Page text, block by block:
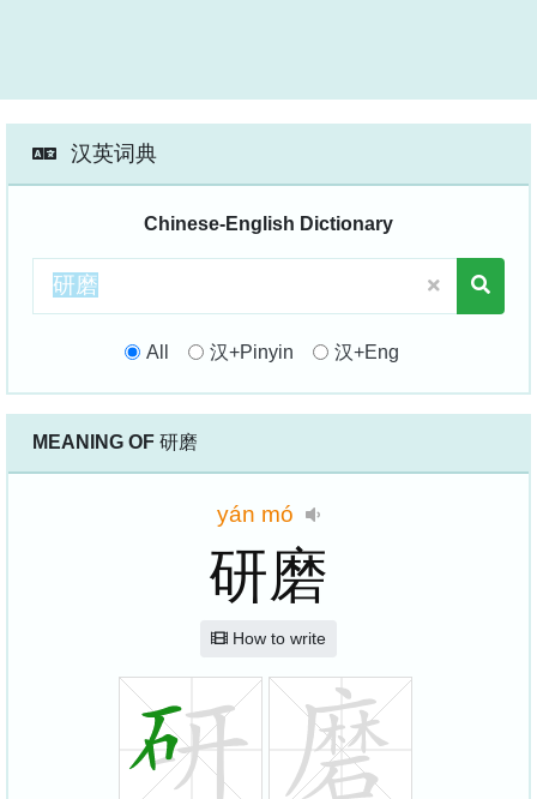
汉英词典
Chinese-English Dictionary
All 汉+Pinyin 汉+Eng
MEANING OF 研磨
yán mó
研磨
How to write